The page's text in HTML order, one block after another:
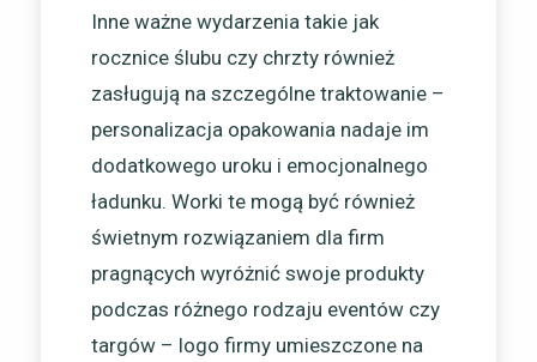
Inne ważne wydarzenia takie jak
rocznice ślubu czy chrzty również
zasługują na szczególne traktowanie –
personalizacja opakowania nadaje im
dodatkowego uroku i emocjonalnego
ładunku. Worki te mogą być również
świetnym rozwiązaniem dla firm
pragnących wyróżnić swoje produkty
podczas różnego rodzaju eventów czy
targów – logo firmy umieszczone na